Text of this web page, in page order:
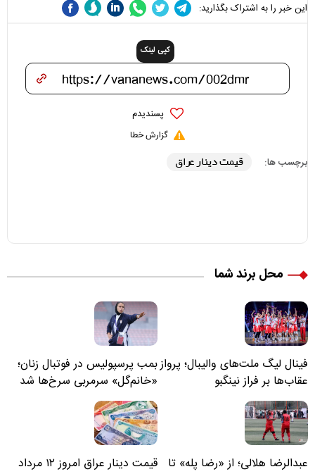
این خبر را به اشتراک بگذارید:
کپی لینک
پسندیدم
گزارش خطا
برچسب ها: قیمت دینار عراق
محل برند شما
فینال لیگ ملت‌های والیبال؛ پرواز
عقاب‌ها بر فراز نینگبو
بمب پرسپولیس در فوتبال زنان؛
«خانم‌گل» سرمربی سرخ‌ها شد
عبدالرضا هلالی؛ از «رضا پله» تا
قیمت دینار عراق امروز ۱۲ مرداد